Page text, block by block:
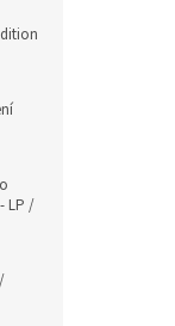
LP /